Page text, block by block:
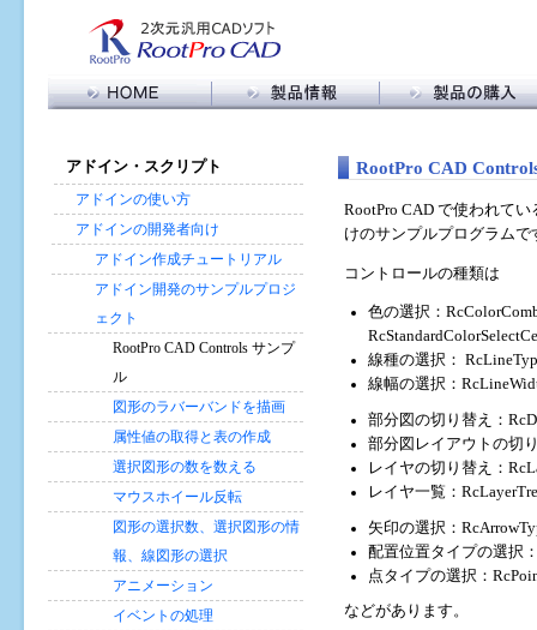
バージョン情報
動作環境
販売代理店の皆様へ
コ
に
アドイン・スクリプト
アドインの使い方
アドインの開発者向け
アドイン作成チュートリアル
アドイン開発のサンプルプロジ
ェクト
RootPro CAD Controls サンプ
ル
図形のラバーバンドを描画
属性値の取得と表の作成
選択図形の数を数える
マウスホイール反転
図形の選択数、選択図形の情
報、線図形の選択
アニメーション
イベントの処理
RootPro CAD
RootPro CAD で使われて
けのサンプルプログラムで
コントロールの種類は
色の選択：
線種の選択：
線幅の選択：
部分図の切り替え：
部分図レイアウトの切
レイヤの切り替え：
レイヤ一覧：
矢印の選択：
配置位置タイプの選択
点タイプの選択：
などがあります。